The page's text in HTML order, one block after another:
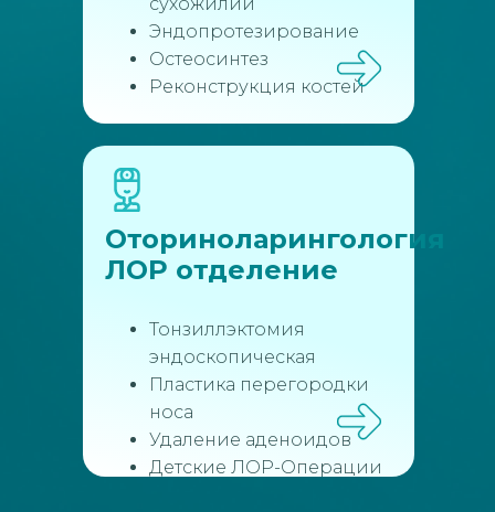
Эндопротезирование
Остеосинтез
Реконструкция костей
Оториноларингология
ЛОР отделение
Тонзиллэктомия
эндоскопическая
Пластика перегородки
носа
Удаление аденоидов
Детские ЛОР-Операции